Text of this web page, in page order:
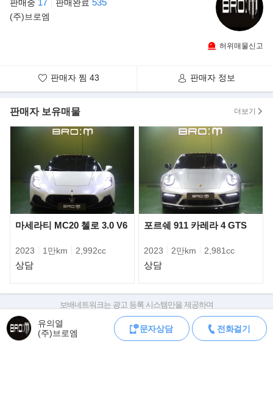
- 3,982cc 8기통 터보 플래그십 세단
- 옵션으로 내비/HUD/어라운드뷰/파노라마/전동트렁크/열선,통풍,
벤츠가 완전변경을 거친 7세대 S클래스를 공개했다.
특히 짧은 앞 오버행과 긴 휠베이스, 균형잡힌 뒤 오버행을 갖춰 완
벽한 비율을 보여준다.
캐릭터 라인은 측면을 따라 축소하고 교묘한 윤곽으로 디자인해 조
각과 같은 형상을 갖췄다. 전면에선
높은 라디에이터 그릴이 인상적이다. S클래스의 전형적인 3줄 주간
주행등을 평면적이고 작게 디자인했다.
차의 역동적인 형태는 후면에서도 이어진다. 정밀한 디자인과 일부
애니메이션 효과를 적용한 리어 램프는
판매중 판매완료
(주)브로엠
허위매물신고
판매자 찜 43 판매자 정보
판매자 보유매물 더보기
마세라티 MC20 첼로 3.0 V6
2023 1만km 2,992cc
상담
포르쉐 911 카레라 4 GTS
2023 2만km 2,981cc
상담
유의열
(주)브로엠
문자상담 전화걸기
보배네트워크는 광고 등록 시스템만을 제공하며
판매자가 직접 등록한 내용에 대한 모든 책임은 판매자에게 있습니다.
차량 구매 시 차량등록증, 성능점검기록부, 실제 차량 상태,
차대번호 조회로 직접 정보를 확인하세요.